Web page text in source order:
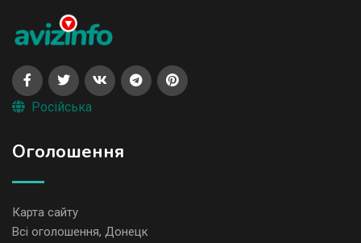
Російська
Оголошення
Карта сайту
Всі оголошення, Донецк